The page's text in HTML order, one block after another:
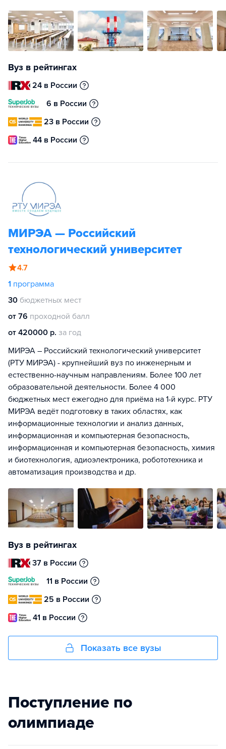
Вуз в рейтингах
24 в России
6 в России
23 в России
44 в России
МИРЭА — Российский
технологический университет
4.7
1 программа
30 бюджетных мест
от 76 проходной балл
от 420000 р. за год
МИРЭА – Российский технологический университет
(РТУ МИРЭА) - крупнейший вуз по инженерным и
естественно-научным направлениям. Более 100 лет
образовательной деятельности. Более 4 000
бюджетных мест ежегодно для приёма на 1-й курс. РТУ
МИРЭА ведёт подготовку в таких областях, как
информационные технологии и анализ данных,
информационная и компьютерная безопасность,
информационная и компьютерная безопасность, химия
и биотехнология, адиоэлектроника, робототехника и
автоматизация производства и др.
Вуз в рейтингах
37 в России
11 в России
25 в России
41 в России
Показать все вузы
Поступление по
олимпиаде